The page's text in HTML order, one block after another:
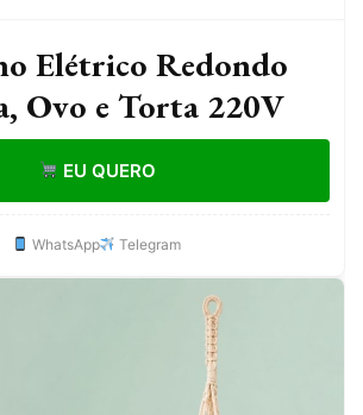
Elétrico Redondo
Ovo e Torta 220V
EU QUERO
WhatsApp Telegram